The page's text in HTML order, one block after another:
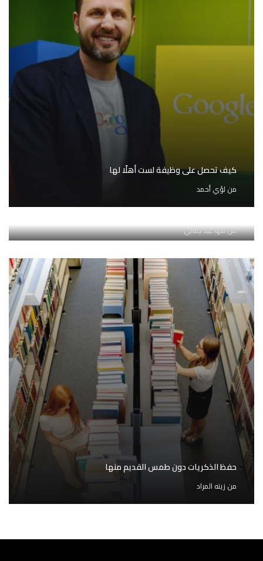
كيف تحصل على وظيفة لست أهلًا لها
من لؤي أحمد
أهم خمس مهارات تحتاجها للتوظيف عام 2023
منمها عيد يماني
حفظ الذكريات دون طمس القديم منها
من زينه المراد